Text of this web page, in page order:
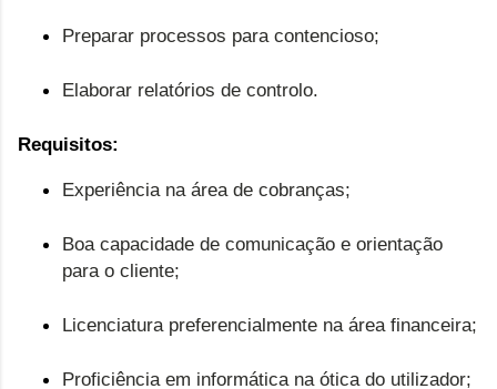
Preparar processos para contencioso;
Elaborar relatórios de controlo.
Requisitos:
Experiência na área de cobranças;
Boa capacidade de comunicação e orientação
para o cliente;
Licenciatura preferencialmente na área financeira;
Proficiência em informática na ótica do utilizador;